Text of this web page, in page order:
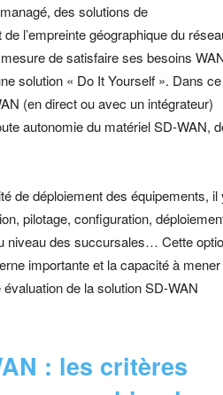
des solutions de
l’empreinte géographique du
de satisfaire ses besoins
solution « Do It Yourself ». Dans ce
(en direct ou avec un intégrateur)
autonomie du matériel SD-WAN,
de déploiement des équipements, il
pilotage, configuration,
niveau des succursales… Cette
importante et la capacité à mener
de la solution SD-WAN
: les critères